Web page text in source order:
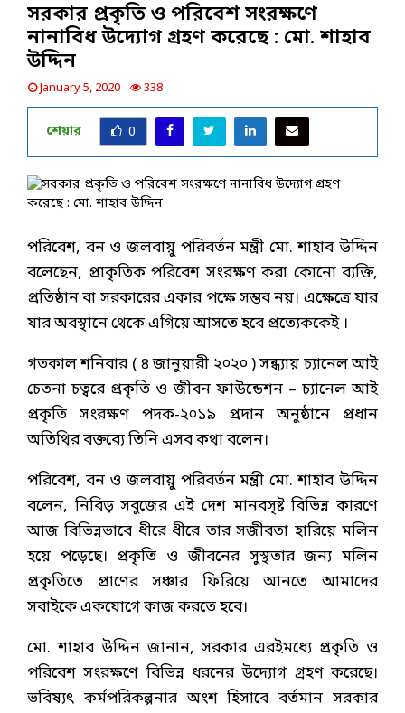
সরকার প্রকৃতি ও পরিবেশ সংরক্ষণে
নানাবিধ উদ্যোগ গ্রহণ করেছে : মো. শাহাব
উদ্দিন
January 5, 2020 338
শেয়ার 0
পরিবেশ, বন ও জলবায়ু পরিবর্তন মন্ত্রী মো. শাহাব উদ্দিন
বলেছেন, প্রাকৃতিক পরিবেশ সংরক্ষণ করা কোনো ব্যক্তি,
প্রতিষ্ঠান বা সরকারের একার পক্ষে সম্ভব নয়। এক্ষেত্রে যার
যার অবস্থানে থেকে এগিয়ে আসতে হবে প্রত্যেককেই ।
গতকাল শনিবার ( ৪ জানুয়ারী ২০২০ ) সন্ধ্যায় চ্যানেল আই
চেতনা চত্বরে প্রকৃতি ও জীবন ফাউন্ডেশন – চ্যানেল আই
প্রকৃতি সংরক্ষণ পদক-২০১৯ প্রদান অনুষ্ঠানে প্রধান
অতিথির বক্তব্যে তিনি এসব কথা বলেন।
পরিবেশ, বন ও জলবায়ু পরিবর্তন মন্ত্রী মো. শাহাব উদ্দিন
বলেন, নিবিড় সবুজের এই দেশ মানবসৃষ্ট বিভিন্ন কারণে
আজ বিভিন্নভাবে ধীরে ধীরে তার সজীবতা হারিয়ে মলিন
হয়ে পড়েছে। প্রকৃতি ও জীবনের সুস্থতার জন্য মলিন
প্রকৃতিতে প্রাণের সঞ্চার ফিরিয়ে আনতে আমাদের
সবাইকে একযোগে কাজ করতে হবে।
মো. শাহাব উদ্দিন জানান, সরকার এরইমধ্যে প্রকৃতি ও
পরিবেশ সংরক্ষণে বিভিন্ন ধরনের উদ্যোগ গ্রহণ করেছে।
ভবিষ্যৎ কর্মপরিকল্পনার অংশ হিসাবে বর্তমান সরকার